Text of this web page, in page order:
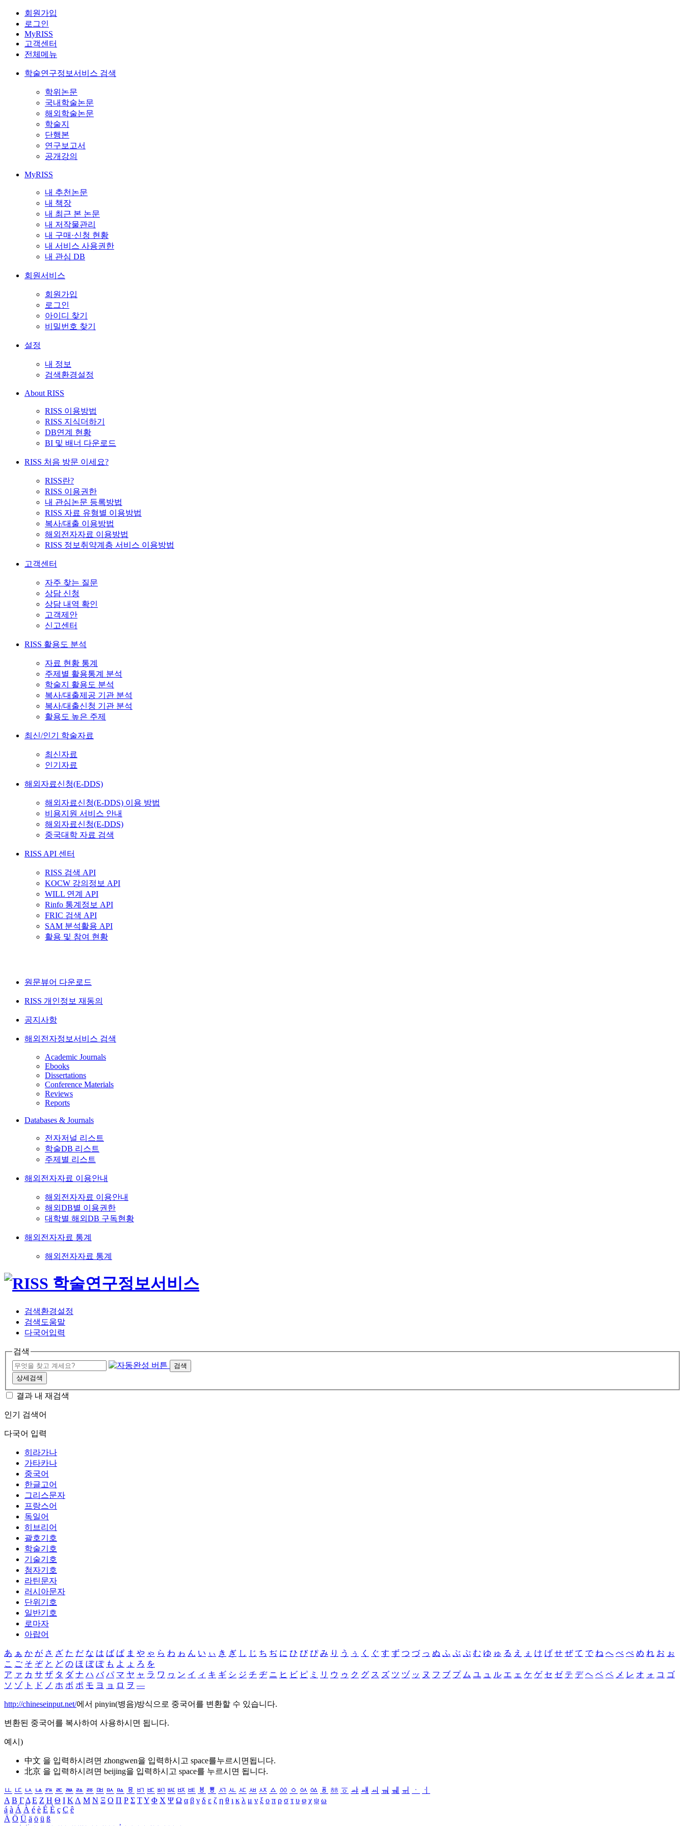
회원가입
로그인
MyRISS
고객센터
전체메뉴
학술연구정보서비스 검색
학위논문
국내학술논문
해외학술논문
학술지
단행본
연구보고서
공개강의
MyRISS
내 추천논문
내 책장
내 최근 본 논문
내 저작물관리
내 구매·신청 현황
내 서비스 사용권한
내 관심 DB
회원서비스
회원가입
로그인
아이디 찾기
비밀번호 찾기
설정
내 정보
검색환경설정
About RISS
RISS 이용방법
RISS 지식더하기
DB연계 현황
BI 및 배너 다운로드
RISS 처음 방문 이세요?
RISS란?
RISS 이용권한
내 관심논문 등록방법
RISS 자료 유형별 이용방법
복사/대출 이용방법
해외전자자료 이용방법
RISS 정보취약계층 서비스 이용방법
고객센터
자주 찾는 질문
상담 신청
상담 내역 확인
고객제안
신고센터
RISS 활용도 분석
자료 현황 통계
주제별 활용통계 분석
학술지 활용도 분석
복사/대출제공 기관 분석
복사/대출신청 기관 분석
활용도 높은 주제
최신/인기 학술자료
최신자료
인기자료
해외자료신청(E-DDS)
해외자료신청(E-DDS) 이용 방법
비용지원 서비스 안내
해외자료신청(E-DDS)
중국대학 자료 검색
RISS API 센터
RISS 검색 API
KOCW 강의정보 API
WILL 연계 API
Rinfo 통계정보 API
FRIC 검색 API
SAM 분석활용 API
활용 및 참여 현황
원문뷰어 다운로드
RISS 개인정보 재동의
공지사항
해외전자정보서비스 검색
Academic Journals
Ebooks
Dissertations
Conference Materials
Reviews
Reports
Databases & Journals
전자저널 리스트
학술DB 리스트
주제별 리스트
해외전자자료 이용안내
해외전자자료 이용안내
해외DB별 이용권한
대학별 해외DB 구독현황
해외전자자료 통계
해외전자자료 통계
검색환경설정
검색도움말
다국어입력
검색
검색
상세검색
결과 내 재검색
인기 검색어
다국어 입력
히라가나
가타카나
중국어
한글고어
그리스문자
프랑스어
독일어
히브리어
괄호기호
학술기호
기술기호
첨자기호
라틴문자
러시아문자
단위기호
일반기호
로마자
아랍어
あ ぁ か が さ ざ た だ な は ば ぱ ま や ゃ ら わ ゎ ん い ぃ き ぎ し じ ち ぢ に ひ び ぴ み り う ぅ く ぐ す ず つ づ っ ぬ ふ ぶ ぷ む ゆ ゅ る え ぇ け げ せ ぜ て で ね へ べ ぺ め れ お ぉ
こ ご そ ぞ と ど の ほ ぼ ぽ も よ ょ ろ を
ア ァ カ サ ザ タ ダ ナ ハ バ パ マ ヤ ャ ラ ワ ヮ ン イ ィ キ ギ シ ジ チ ヂ ニ ヒ ビ ピ ミ リ ウ ゥ ク グ ス ズ ツ ヅ ッ ヌ フ ブ プ ム ユ ュ ル エ ェ ケ ゲ セ ゼ テ デ ヘ ベ ペ メ レ オ ォ コ ゴ
ソ ゾ ト ド ノ ホ ボ ポ モ ヨ ョ ロ ヲ ―
http://chineseinput.net/에서 pinyin(병음)방식으로 중국어를 변환할 수 있습니다.
변환된 중국어를 복사하여 사용하시면 됩니다.
예시)
中文 을 입력하시려면 zhongwen을 입력하시고 space를누르시면됩니다.
北京 을 입력하시려면 beijing을 입력하시고 space를 누르시면 됩니다.
ㅥ ㅦ ㅧ ㅨ ㅩ ㅪ ㅫ ㅬ ㅭ ㅮ ㅯ ㅰ ㅱ ㅲ ㅳ ㅴ ㅵ ㅶ ㅷ ㅸ ㅹ ㅺ ㅻ ㅼ ㅽ ㅾ ㅿ ㆀ ㆁ ㆂ ㆃ ㆄ ㆅ ㆆ ㆇ ㆈ ㆉ ㆊ ㆋ ㆌ ㆍ
ㆎ
Α Β ΓΔ Ε Ζ Η Θ Ι ΚΛ Μ Ν Ξ Ο Π Ρ Σ ΤΥ Φ Χ Ψ Ω α β γ δ ε ζ η θ ι κ λ μ ν ξ ο π ρ σ τ υ φ χ ψ ω
á à Á À é è É È ç Ç ê
Ä Ö Ü ä ö ü ß